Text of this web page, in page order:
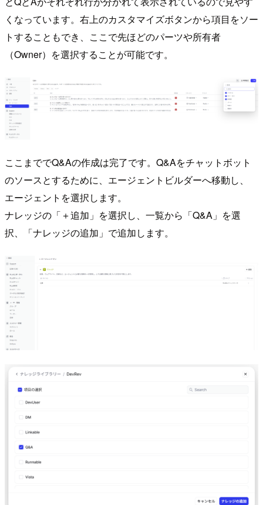
くなっています。右上のカスタマイズボタンから項目をソー
トすることもでき、ここで先ほどのパーツや所有者
（Owner）を選択することが可能です。
ここまででQ&Aの作成は完了です。Q&Aをチャットボット
のソースとするために、エージェントビルダーへ移動し、
エージェントを選択します。
ナレッジの「＋追加」を選択し、一覧から「Q&A」を選
択、「ナレッジの追加」で追加します。